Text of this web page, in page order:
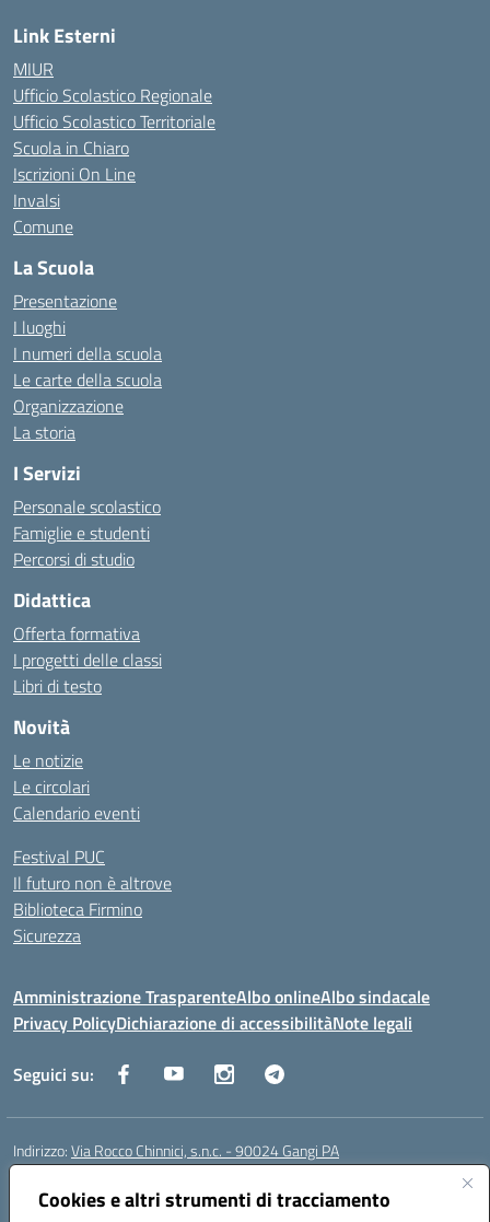
Cookies e altri strumenti di tracciamento
Link Esterni
MIUR
Ufficio Scolastico Regionale
Ufficio Scolastico Territoriale
Scuola in Chiaro
Iscrizioni On Line
Invalsi
Comune
La Scuola
Presentazione
I luoghi
I numeri della scuola
Le carte della scuola
Organizzazione
La storia
I Servizi
Personale scolastico
Famiglie e studenti
Percorsi di studio
Didattica
Offerta formativa
I progetti delle classi
Libri di testo
Novità
Le notizie
Le circolari
Calendario eventi
Festival PUC
Il futuro non è altrove
Biblioteca Firmino
Sicurezza
Amministrazione TrasparenteAlbo onlineAlbo sindacale
Privacy PolicyDichiarazione di accessibilitàNote legali
Seguici su:
Indirizzo:Via Rocco Chinnici, s.n.c. - 90024 Gangi PA
Centralino:
Posta elettronica certificata (PEC):pais01700b@pec.istruzione.it